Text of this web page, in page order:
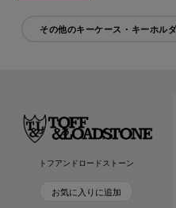
その他のキーケース・キーホル
トフアンドロードストーン
お気に入りに追加